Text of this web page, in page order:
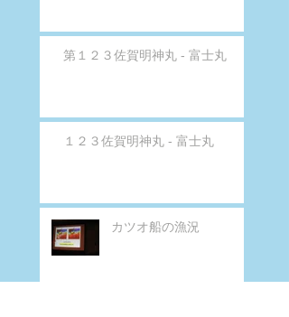
第１２３佐賀明神丸 - 富士丸
１２３佐賀明神丸 - 富士丸
カツオ船の漁況